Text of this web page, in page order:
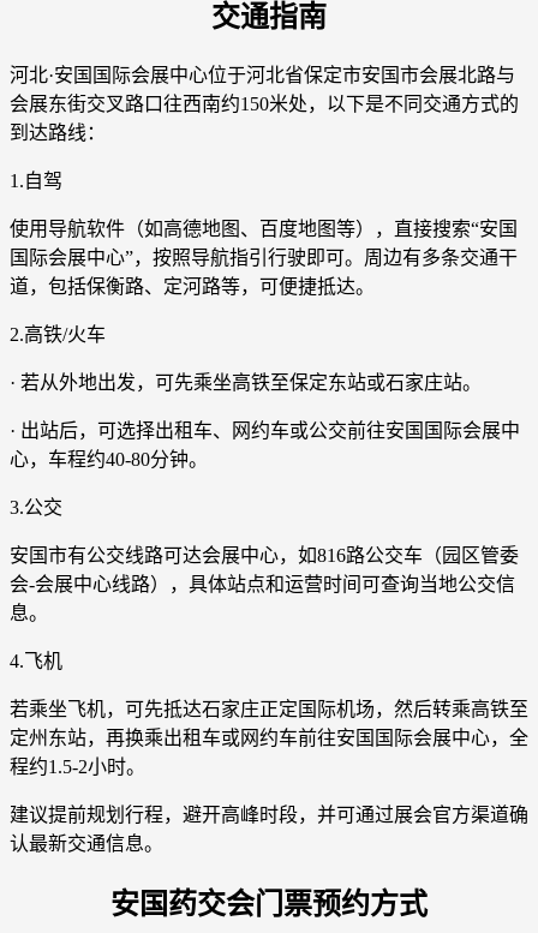
交通指南
河北·安国国际会展中心位于河北省保定市安国市会展北路与
会展东街交叉路口往西南约150米处，以下是不同交通方式的
到达路线：
1.自驾
使用导航软件（如高德地图、百度地图等），直接搜索“安国
国际会展中心”，按照导航指引行驶即可。周边有多条交通干
道，包括保衡路、定河路等，可便捷抵达。
2.高铁/火车
· 若从外地出发，可先乘坐高铁至保定东站或石家庄站。
· 出站后，可选择出租车、网约车或公交前往安国国际会展中
心，车程约40-80分钟。
3.公交
安国市有公交线路可达会展中心，如816路公交车（园区管委
会-会展中心线路），具体站点和运营时间可查询当地公交信
息。
4.飞机
若乘坐飞机，可先抵达石家庄正定国际机场，然后转乘高铁至
定州东站，再换乘出租车或网约车前往安国国际会展中心，全
程约1.5-2小时。
建议提前规划行程，避开高峰时段，并可通过展会官方渠道确
认最新交通信息。
安国药交会门票预约方式